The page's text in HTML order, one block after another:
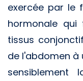
exercée par le
hormonale qui
tissus
de l'abdomen
sensiblement